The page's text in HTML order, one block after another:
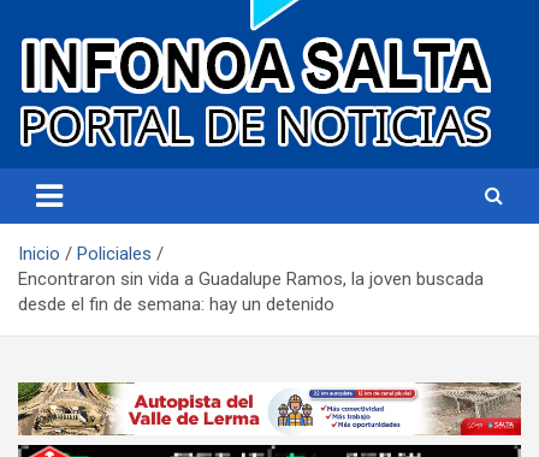
Infonoa Salta
Inicio
Policiales
Encontraron sin vida a Guadalupe Ramos, la joven buscada
desde el fin de semana: hay un detenido